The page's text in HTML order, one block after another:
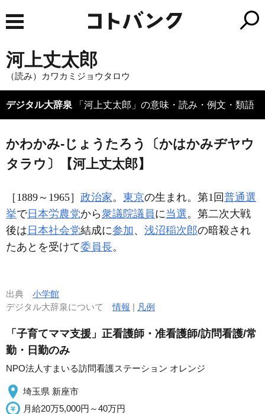
河上丈太郎
（読み）カワカミジョウタロウ
デジタル大辞泉 「河上丈太郎」の意味・読み・例文・類語
かわかみ‐じょうたろう〔かはかみヂヤウ
タラウ〕【河上丈太郎】
［1889～1965］ 政治家。 東京の生まれ。第1回普通選
挙で日本労農党から衆議院議員に当選。第二次大戦
後は 日本社会党結成に参加 、 浅沼稲次郎の暗殺され
たあとを受けて委員長。
出典 小学館
デジタル大辞泉について情報 | 凡例
「子育てママ支援」正看護師・准看護師/訪問看護/常
勤・日勤のみ
NPO法人すまいる訪問看護ステーション オレンジ
埼玉県 新座市
月給20万5,000円～40万円